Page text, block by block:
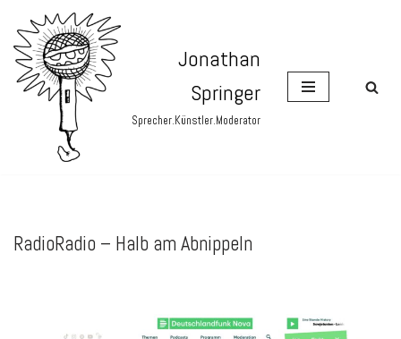
Zum
Inhalt
springen
Jonathan
Springer
Sprecher.Künstler.Moderator
RadioRadio – Halb am Abnippeln